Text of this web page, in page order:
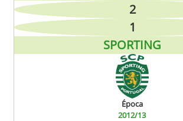
2
1
SPORTING
Época
2012/13